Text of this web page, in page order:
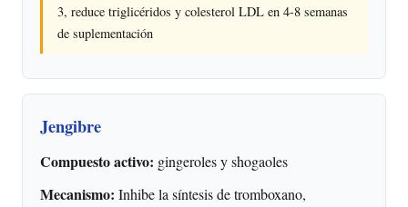
3, reduce triglicéridos y colesterol LDL en 4-8 semanas
de suplementación
Jengibre
Compuesto activo: gingeroles y shogaoles
Mecanismo: Inhibe la síntesis de tromboxano,